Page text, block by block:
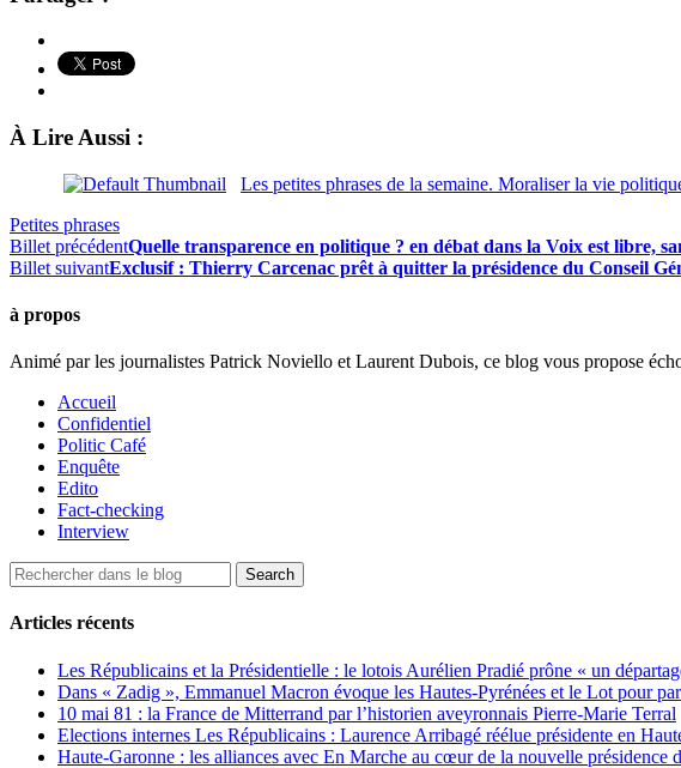
À Lire Aussi :
Les petites phrases de la semaine. Moraliser la vie
Petites phrases
Billet précédentQuelle transparence en politique ? en débat dans la Voix est libre,
Billet suivantExclusif : Thierry Carcenac prêt à quitter la présidence du Conseil
à propos
Animé par les journalistes Patrick Noviello et Laurent Dubois, ce blog vous propose
Accueil
Confidentiel
Politic Café
Enquête
Edito
Fact-checking
Interview
Articles récents
Les Républicains et la Présidentielle : le lotois Aurélien Pradié prône « un
Dans « Zadig », Emmanuel Macron évoque les Hautes-Pyrénées et le Lot pour
10 mai 81 : la France de Mitterrand par l’historien aveyronnais Pierre-Marie Terral
Elections internes Les Républicains : Laurence Arribagé réélue présidente en
Haute-Garonne : les alliances avec En Marche au cœur de la nouvelle présidence